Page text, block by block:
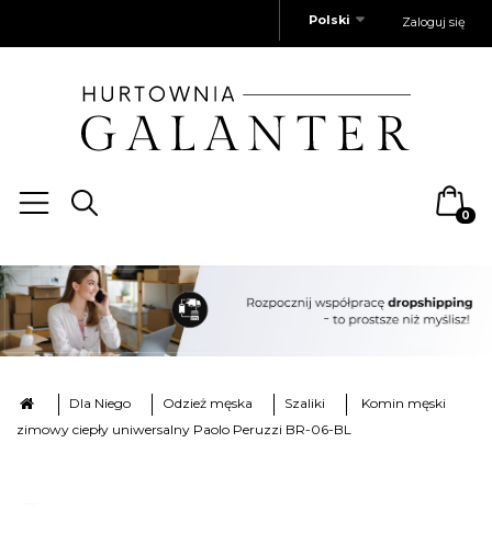
Zaloguj się
Polski
0
Dla Niego Odzież męska Szaliki
Komin męski
zimowy ciepły uniwersalny Paolo Peruzzi BR-06-BL